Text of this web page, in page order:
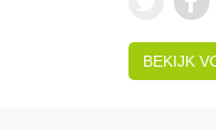
BEKIJK